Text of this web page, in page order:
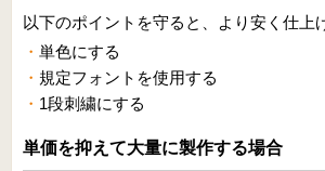
以下のポイントを守ると、より安く仕上
単色にする
規定フォントを使用する
1段刺繍にする
単価を抑えて大量に製作する場合